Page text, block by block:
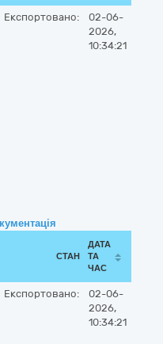
Експортовано:
02-06-
2026,
10:34:21
СТАН
ДАТА
ТА
ЧАС
Експортовано:
02-06-
2026,
10:34:21